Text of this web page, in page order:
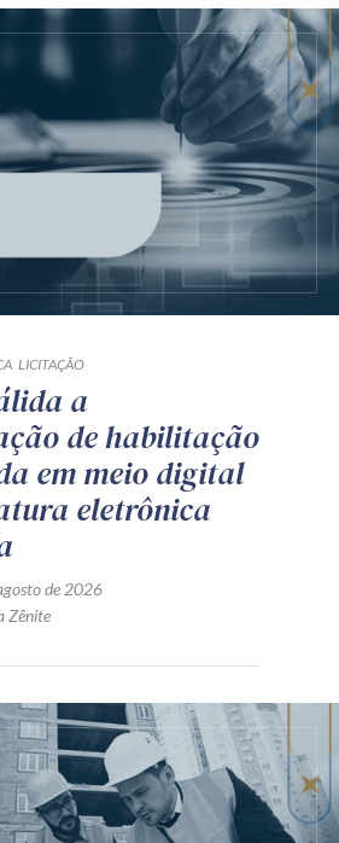
LICITAÇÃO
a
de habilitação
em meio digital
eletrônica
de 2026
Zênite